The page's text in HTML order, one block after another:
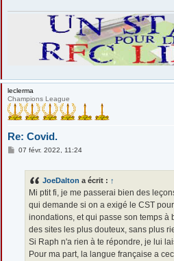
leclerma
Champions League
Re: Covid.
M07 févr. 2022, 11:24
JoeDalton a écrit : ↑
Mi ptit fi, je me passerai bien des
qui demande si on a exigé le CST
inondations, et qui passe son temps
des sites les plus douteux, sans plus
Si Raph n'a rien à te répondre, je lui
Pour ma part, la langue française a